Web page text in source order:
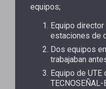
equipos;
Equipo
estaciones de
Dos equipos
trabajaban
Equipo de